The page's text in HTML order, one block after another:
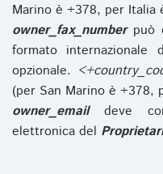
Marino è +378, per Italia
owner_fax_numberpuò
formato internazionale
opzionale.
(per San Marino è +378,
owner_emaildeve
elettronica del